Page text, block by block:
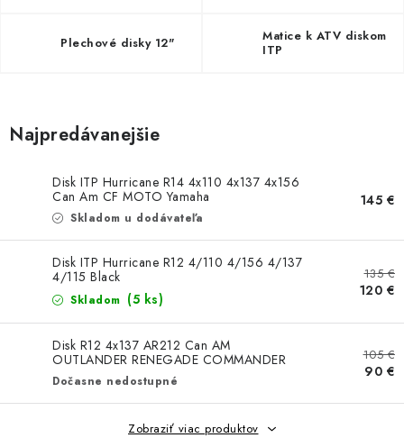
PRILBY LS2
ŠTVORKOLKY
NOVINKY
VÝPREDAJ
Plechové disky 12"
Matice k ATV diskom
ITP
Najpredávanejšie
Disk ITP Hurricane R14 4x110 4x137 4x156
Can Am CF MOTO Yamaha
Skladom u dodávateľa
145 €
Disk ITP Hurricane R12 4/110 4/156 4/137
4/115 Black
Skladom (5 ks)
135 €
120 €
Disk R12 4x137 AR212 Can AM
OUTLANDER RENEGADE COMMANDER
Dočasne nedostupné
105 €
90 €
Zobraziť viac produktov